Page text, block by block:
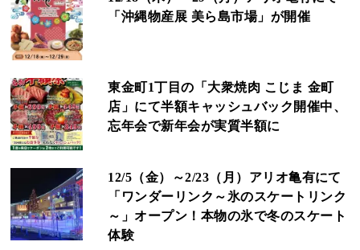
「沖縄物産展 美ら島市場」が開催
東金町1丁目の「大衆焼肉 こじま 金町
店」にて半額キャッシュバック開催中、
忘年会で新年会が実質半額に
12/5（金）～2/23（月）アリオ亀有にて
「ワンダーリンク～氷のスケートリンク
～」オープン！本物の氷で冬のスケート
体験